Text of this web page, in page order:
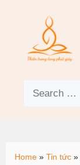
Home » Tin tức »